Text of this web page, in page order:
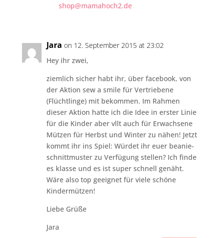
shop@mamahoch2.de
Jara on 12. September 2015 at 23:02
Hey ihr zwei,
ziemlich sicher habt ihr, über facebook, von
der Aktion sew a smile für Vertriebene
(Flüchtlinge) mit bekommen. Im Rahmen
dieser Aktion hatte ich die Idee in erster Linie
für die Kinder aber vllt auch für Erwachsene
Mützen für Herbst und Winter zu nähen! Jetzt
kommt ihr ins Spiel: Würdet ihr euer beanie-
schnittmuster zu Verfügung stellen? Ich finde
es klasse und es ist super schnell genäht.
Wäre also top geeignet für viele schöne
Kindermützen!
Liebe Grüße
Jara